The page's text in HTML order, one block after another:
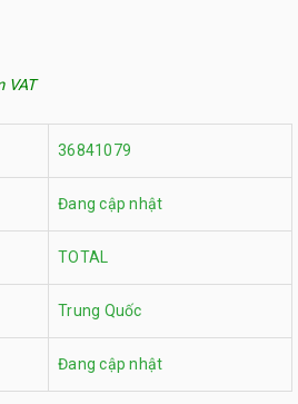
VAT
36841079
Đang cập nhật
TOTAL
Trung Quốc
Đang cập nhật